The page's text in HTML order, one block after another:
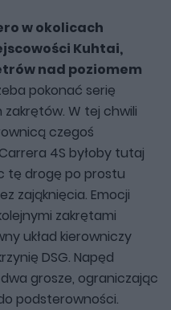
w okolicach
Kuhtai,
nad poziomem
pokonać serię
W tej chwili
czegoś
4S byłoby tutaj
tę drogę po prostu
zająknięcia. Emocji
zakrętami
układ kierowniczy
DSG. Napęd
grosze, ograniczając
podsterowności.